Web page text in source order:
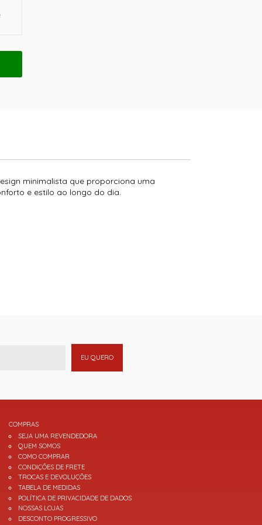
minimalista que proporciona uma
e estilo ao longo do dia.
EU QUERO
COMPRAS
SEJA UMA REVENDEDORA
QUEM SOMOS
COMO COMPRAR
CONDIÇÕES DE FRETE
TROCAS E DEVOLUÇÕES
TABELA DE MEDIDAS
POLÍTICA DE PRIVACIDADE DE DADOS
NOSSAS LOJAS
DESCONTO PROGRESSIVO